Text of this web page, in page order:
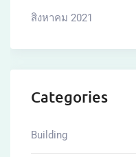
สิงหาคม 2021
Categories
Building